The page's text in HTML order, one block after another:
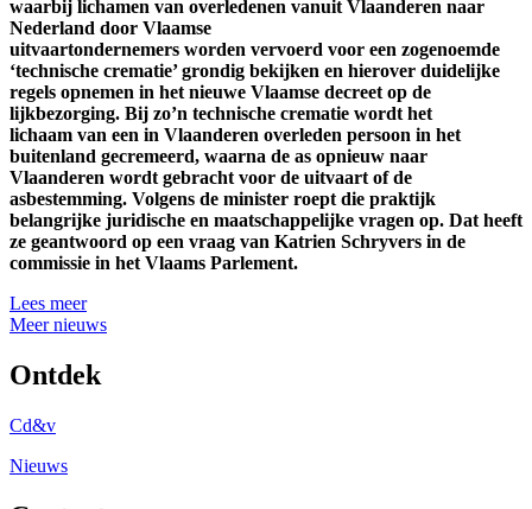
waarbij lichamen van overledenen vanuit Vlaanderen naar
Nederland door Vlaamse
uitvaartondernemers worden vervoerd voor een zogenoemde
‘technische crematie’ grondig bekijken en hierover duidelijke
regels opnemen in het nieuwe Vlaamse decreet op de
lijkbezorging. Bij zo’n technische crematie wordt het
lichaam van een in Vlaanderen overleden persoon in het
buitenland gecremeerd, waarna de as opnieuw naar
Vlaanderen wordt gebracht voor de uitvaart of de
asbestemming. Volgens de minister roept die praktijk
belangrijke juridische en maatschappelijke vragen op. Dat heeft
ze geantwoord op een vraag van Katrien Schryvers in de
commissie in het Vlaams Parlement.
Lees meer
Meer nieuws
Ontdek
Cd&v
Nieuws